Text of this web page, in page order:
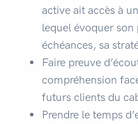
active ait accès à
lequel évoquer son
échéances, sa
Faire preuve
compréhension
futurs clients du
Prendre le temps